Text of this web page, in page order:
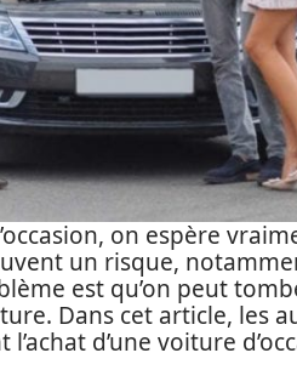
on espère
un risque,
est qu’on peut
Dans cet article, les
d’une voiture